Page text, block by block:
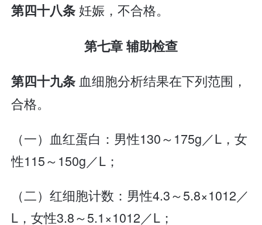
第四十八条妊娠，不合格。
第七章 辅助检查
第四十九条血细胞分析结果在下列范围，
合格。
（一）血红蛋白：男性130～175g／L，女
性115～150g／L；
（二）红细胞计数：男性4.3～5.8×1012／
L，女性3.8～5.1×1012／L；